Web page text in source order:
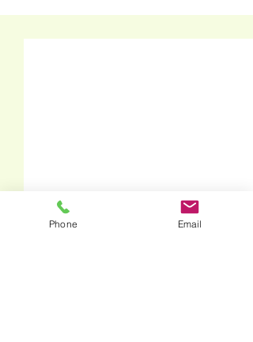
Phone Email